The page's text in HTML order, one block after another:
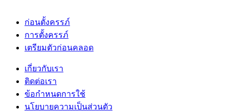
ก่อนตั้งครรภ์
การตั้งครรภ์
เตรียมตัวก่อนคลอด
เกี่ยวกับเรา
ติดต่อเรา
ข้อกำหนดการใช้
นโยบายความเป็นส่วนตัว